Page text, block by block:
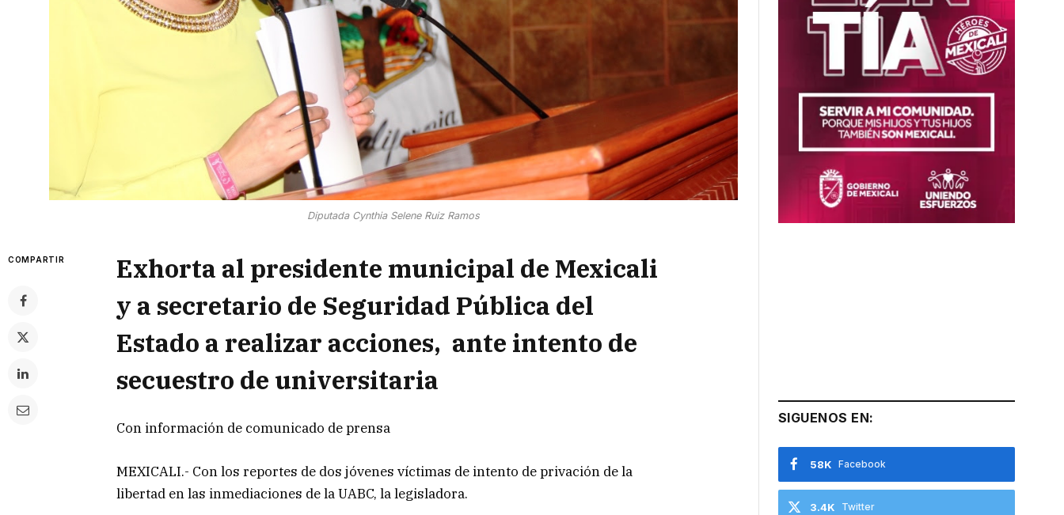
Diputada Cynthia Selene Ruiz Ramos
COMPARTIR
Exhorta al presidente municipal de Mexicali
y a secretario de Seguridad Pública del
Estado a realizar acciones, ante intento de
secuestro de universitaria
Con información de comunicado de prensa
MEXICALI.- Con los reportes de dos jóvenes víctimas de intento de privación de la
libertad en las inmediaciones de la UABC, la legisladora.
SIGUENOS EN:
Facebook
58K
Twitter
3.4K